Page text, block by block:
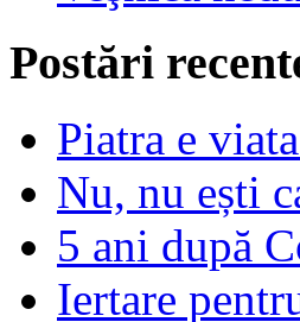
Postări
Piatra e
Nu, nu ești
5 ani după
Iertare